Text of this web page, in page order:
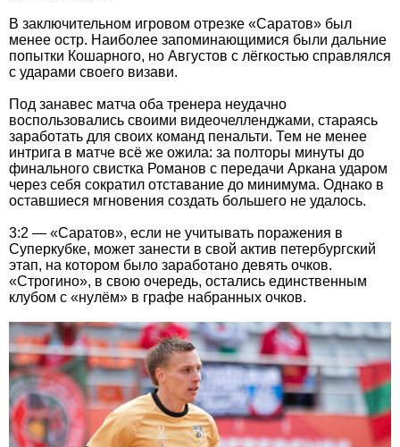
В заключительном игровом отрезке «Саратов» был
менее остр. Наиболее запоминающимися были дальние
попытки Кошарного, но Августов с лёгкостью справлялся
с ударами своего визави.
Под занавес матча оба тренера неудачно
воспользовались своими видеочелленджами, стараясь
заработать для своих команд пенальти. Тем не менее
интрига в матче всё же ожила: за полторы минуты до
финального свистка Романов с передачи Аркана ударом
через себя сократил отставание до минимума. Однако в
оставшиеся мгновения создать большего не удалось.
3:2 — «Саратов», если не учитывать поражения в
Суперкубке, может занести в свой актив петербургский
этап, на котором было заработано девять очков.
«Строгино», в свою очередь, остались единственным
клубом с «нулём» в графе набранных очков.